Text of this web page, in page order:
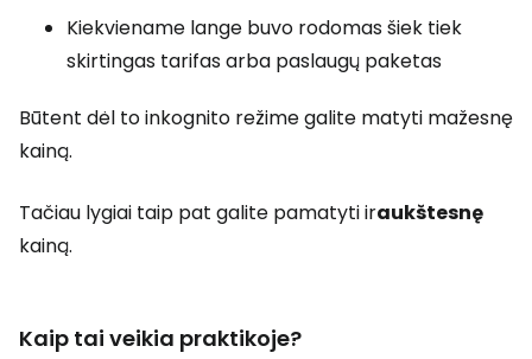
Kiekviename lange buvo rodomas šiek tiek
skirtingas tarifas arba paslaugų paketas
Būtent dėl to inkognito režime galite matyti mažesnę
kainą.
Tačiau lygiai taip pat galite pamatyti iraukštesnę
kainą.
Kaip tai veikia praktikoje?